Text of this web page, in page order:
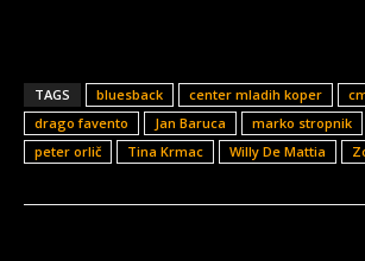
TAGS bluesback center mladih koper
drago favento
Jan Baruca marko stropnik
peter orlič
Tina Krmac Willy De Mattia